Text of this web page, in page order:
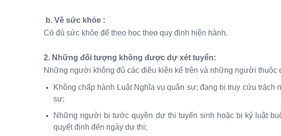
b. Về sức khỏe :
Có đủ sức khỏe để theo học theo quy định hiện hành.
2. Những đối tượng không được dự xét tuyển:
Những người không đủ các điều kiện kể trên và những người
Không chấp hành Luật Nghĩa vụ quân sự; đang bị truy cứu
sự;
Những người bị tước quyền dự thi tuyển sinh hoặc bị kỷ luật
quyết định đến ngày dự thi;